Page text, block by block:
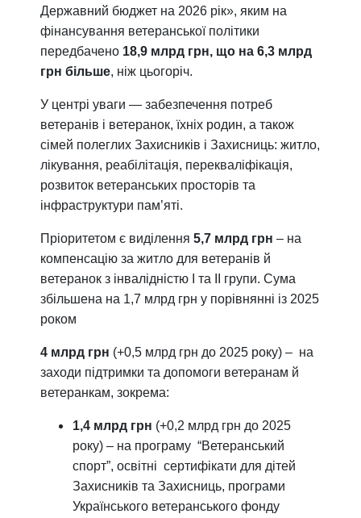
Державний бюджет на 2026 рік», яким на
фінансування ветеранської політики
передбачено 18,9 млрд грн, що на 6,3 млрд
грн більше, ніж цьогоріч.
У центрі уваги — забезпечення потреб
ветеранів і ветеранок, їхніх родин, а також
сімей полеглих Захисників і Захисниць: житло,
лікування, реабілітація, перекваліфікація,
розвиток ветеранських просторів та
інфраструктури пам’яті.
Пріоритетом є виділення 5,7 млрд грн – на
компенсацію за житло для ветеранів й
ветеранок з інвалідністю І та ІІ групи. Сума
збільшена на 1,7 млрд грн у порівнянні із 2025
роком
4 млрд грн (+0,5 млрд грн до 2025 року) – на
заходи підтримки та допомоги ветеранам й
ветеранкам, зокрема:
1,4 млрд грн (+0,2 млрд грн до 2025
року) – на програму “Ветеранський
спорт”, освітні сертифікати для дітей
Захисників та Захисниць, програми
Українського ветеранського фонду